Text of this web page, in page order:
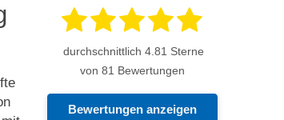
durchschnittlich4.81 Sterne
von 81 Bewertungen
Bewertungen anzeigen